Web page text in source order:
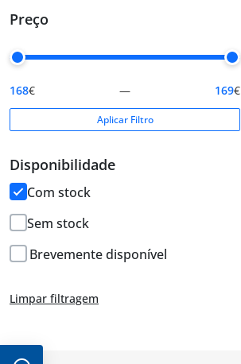
Preço
168€ — 169€
Aplicar Filtro
Disponibilidade
Com stock
Sem stock
Brevemente disponível
Limpar filtragem